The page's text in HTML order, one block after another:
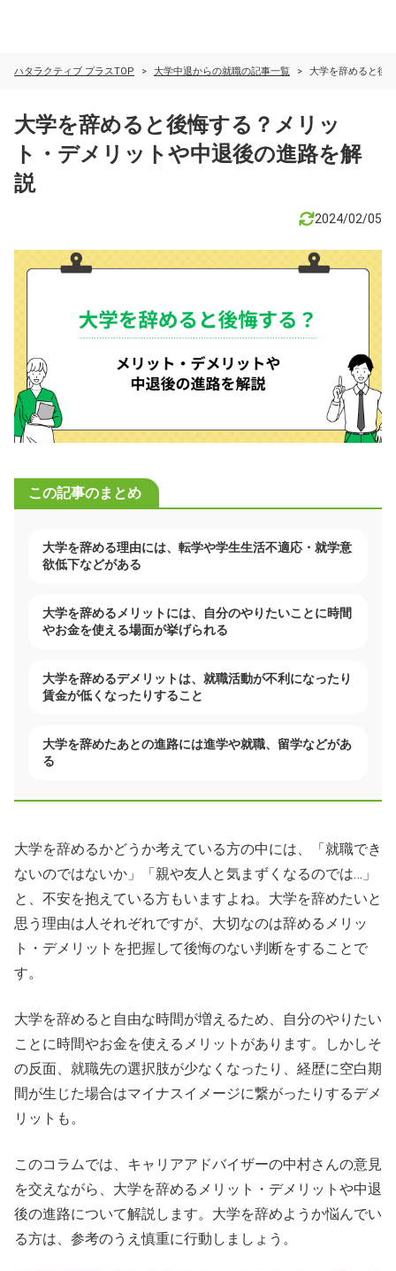
ハタラクティブ プラスTOP 大学中退からの就職の記事一覧 大学を辞めると後
大学を辞めると後悔する？メリッ
ト・デメリットや中退後の進路を解
説
2024/02/05
この記事のまとめ
大学を辞める理由には、転学や学生生活不適応・就学意
欲低下などがある
大学を辞めるメリットには、自分のやりたいことに時間
やお金を使える場面が挙げられる
大学を辞めるデメリットは、就職活動が不利になったり
賃金が低くなったりすること
大学を辞めたあとの進路には進学や就職、留学などがあ
る
大学を辞めるかどうか考えている方の中には、「就職でき
ないのではないか」「親や友人と気まずくなるのでは…」
と、不安を抱えている方もいますよね。大学を辞めたいと
思う理由は人それぞれですが、大切なのは辞めるメリッ
ト・デメリットを把握して後悔のない判断をすることで
す。
大学を辞めると自由な時間が増えるため、自分のやりたい
ことに時間やお金を使えるメリットがあります。しかしそ
の反面、就職先の選択肢が少なくなったり、経歴に空白期
間が生じた場合はマイナスイメージに繋がったりするデメ
リットも。
このコラムでは、キャリアアドバイザーの中村さんの意見
を交えながら、大学を辞めるメリット・デメリットや中退
後の進路について解説します。大学を辞めようか悩んでい
る方は、参考のうえ慎重に行動しましょう。